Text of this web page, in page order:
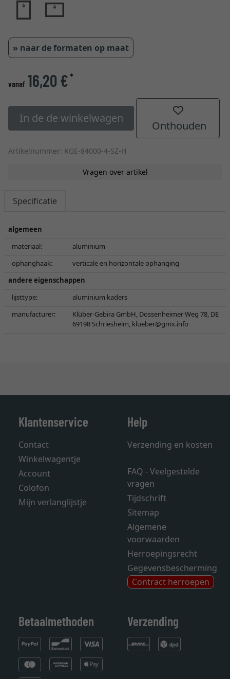
» naar de formaten op maat
vanaf 16,20 €*
In de de winkelwagen
Onthouden
Artikelnummer: KGE-84000-4-SZ-H
Vragen over artikel
Specificatie
algemeen
materiaal:
aluminium
ophanghaak:
verticale en horizontale ophanging
andere eigenschappen
lijsttype:
aluminium kaders
manufacturer:
Klüber-Gebira GmbH, Dossenheimer Weg 78, DE
69198 Schriesheim, klueber@gmx.info
Klantenservice
Contact
Winkelwagentje
Account
Colofon
Mijn verlanglijstje
Help
Verzending en kosten
FAQ - Veelgestelde
vragen
Tijdschrift
Sitemap
Algemene
voorwaarden
Herroepingsrecht
Gegevensbescherming
Contract herroepen
Betaalmethoden Verzending